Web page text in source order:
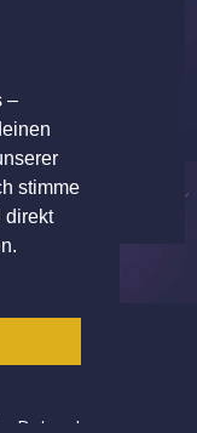
–
stimme
direkt
Date - Love